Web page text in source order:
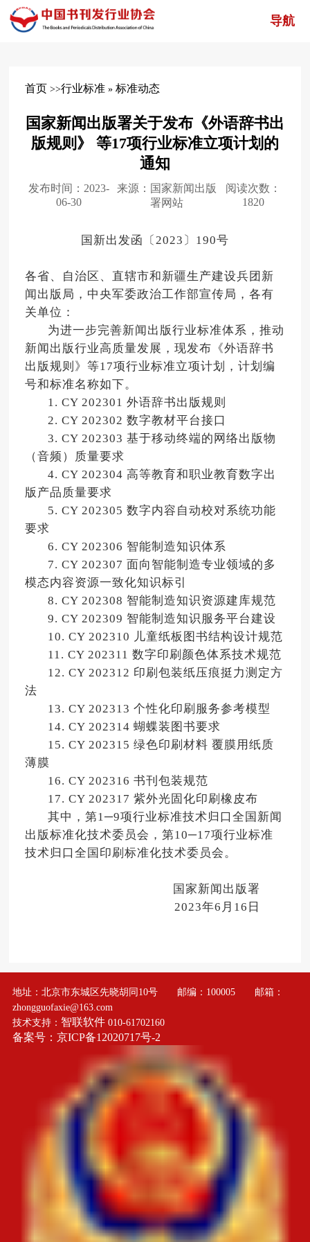
导航
首页 >>行业标准» 标准动态
国家新闻出版署关于发布《外语辞书出
版规则》 等17项行业标准立项计划的
通知
发布时间：2023-
06-30
来源：国家新闻出版
署网站
阅读次数：
1820
国新出发函〔2023〕190号
各省、自治区、直辖市和新疆生产建设兵团新
闻出版局，中央军委政治工作部宣传局，各有
关单位：
为进一步完善新闻出版行业标准体系，推动
新闻出版行业高质量发展，现发布《外语辞书
出版规则》等17项行业标准立项计划，计划编
号和标准名称如下。
1. CY 202301 外语辞书出版规则
2. CY 202302 数字教材平台接口
3. CY 202303 基于移动终端的网络出版物
（音频）质量要求
4. CY 202304 高等教育和职业教育数字出
版产品质量要求
5. CY 202305 数字内容自动校对系统功能
要求
6. CY 202306 智能制造知识体系
7. CY 202307 面向智能制造专业领域的多
模态内容资源一致化知识标引
8. CY 202308 智能制造知识资源建库规范
9. CY 202309 智能制造知识服务平台建设
10. CY 202310 儿童纸板图书结构设计规范
11. CY 202311 数字印刷颜色体系技术规范
12. CY 202312 印刷包装纸压痕挺力测定方
法
13. CY 202313 个性化印刷服务参考模型
14. CY 202314 蝴蝶装图书要求
15. CY 202315 绿色印刷材料 覆膜用纸质
薄膜
16. CY 202316 书刊包装规范
17. CY 202317 紫外光固化印刷橡皮布
其中，第1─9项行业标准技术归口全国新闻
出版标准化技术委员会，第10─17项行业标准
技术归口全国印刷标准化技术委员会。
国家新闻出版署
2023年6月16日
地址：北京市东城区先晓胡同10号 邮编：100005 邮箱：
zhongguofaxie@163.com
技术支持： 智联软件010-61702160
备案号：京ICP备12020717号-2